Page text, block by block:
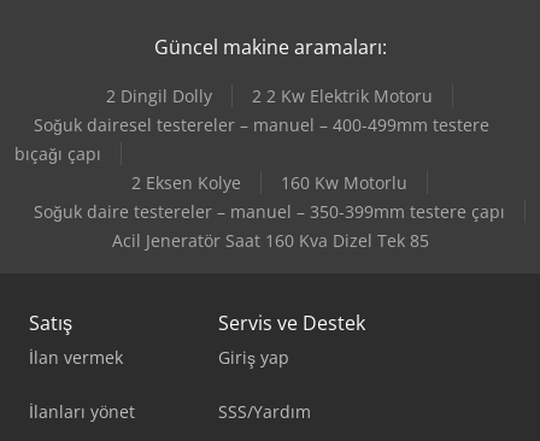
Güncel makine aramaları:
2 Dingil Dolly
2 2 Kw Elektrik Motoru
Soğuk dairesel testereler – manuel – 400-499mm testere
bıçağı çapı
2 Eksen Kolye
160 Kw Motorlu
Soğuk daire testereler – manuel – 350-399mm testere çapı
Acil Jeneratör Saat 160 Kva Dizel Tek 85
Satış
İlan vermek
İlanları yönet
Servis ve Destek
Giriş yap
SSS/Yardım